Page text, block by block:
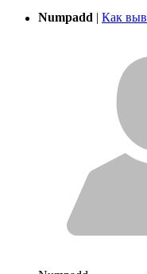
Numpadd Как